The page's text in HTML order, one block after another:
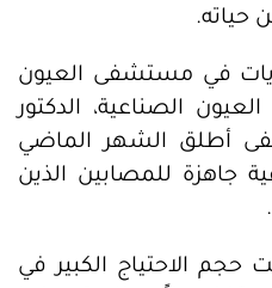
حياته.
في مستشفى العيون
الصناعية، الدكتور
أطلق الشهر الماضي
جاهزة للمصابين الذين
الاحتياج الكبير في